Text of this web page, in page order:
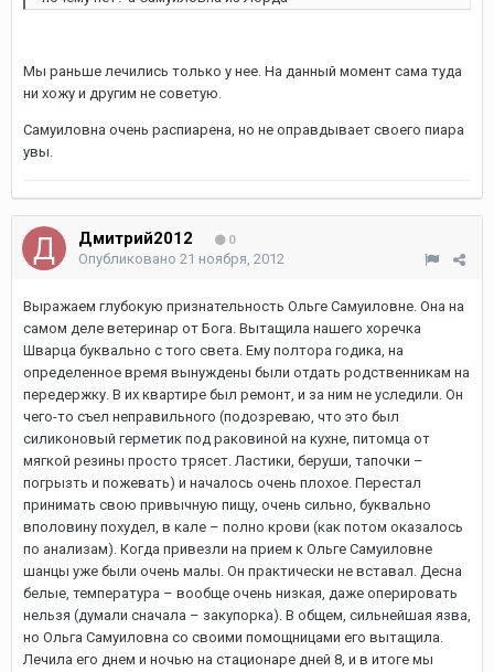
Мы раньше лечились только у нее. На данный момент сама туда
ни хожу и другим не советую.
Самуиловна очень распиарена, но не оправдывает своего пиара
увы.
Дмитрий2012 0
Опубликовано 21 ноября, 2012
Выражаем глубокую признательность Ольге Самуиловне. Она на
самом деле ветеринар от Бога. Вытащила нашего хоречка
Шварца буквально с того света. Ему полтора годика, на
определенное время вынуждены были отдать родственникам на
передержку. В их квартире был ремонт, и за ним не уследили. Он
чего-то съел неправильного (подозреваю, что это был
силиконовый герметик под раковиной на кухне, питомца от
мягкой резины просто трясет. Ластики, беруши, тапочки –
погрызть и пожевать) и началось очень плохое. Перестал
принимать свою привычную пищу, очень сильно, буквально
вполовину похудел, в кале – полно крови (как потом оказалось
по анализам). Когда привезли на прием к Ольге Самуиловне
шанцы уже были очень малы. Он практически не вставал. Десна
белые, температура – вообще очень низкая, даже оперировать
нельзя (думали сначала – закупорка). В общем, сильнейшая язва,
но Ольга Самуиловна со своими помощницами его вытащила.
Лечила его днем и ночью на стационаре дней 8, и в итоге мы